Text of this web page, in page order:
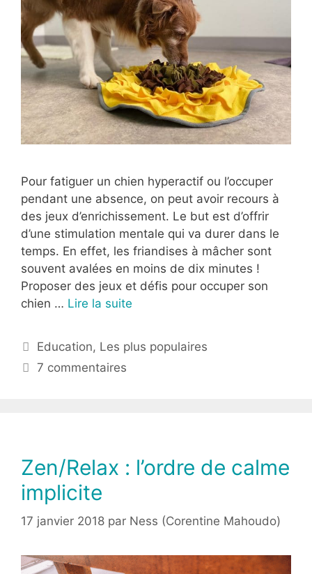
Pour fatiguer un chien hyperactif ou l’occuper
pendant une absence, on peut avoir recours à
des jeux d’enrichissement. Le but est d’offrir
d’une stimulation mentale qui va durer dans le
temps. En effet, les friandises à mâcher sont
souvent avalées en moins de dix minutes !
Proposer des jeux et défis pour occuper son
chien … Lire la suite
Education, Les plus populaires
7 commentaires
Zen/Relax : l’ordre de calme
implicite
17 janvier 2018 par Ness (Corentine Mahoudo)